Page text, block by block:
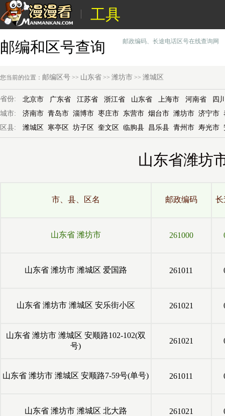
工具
邮编和区号查询
邮政编码、长途电话区号在线查询网
您当前的位置： 邮编区号 >> 山东省 >> 潍坊市 >> 潍城区
省份: 北京市 广东省 江苏省 浙江省 山东省 上海市 河南省
四
城市:
济南市 青岛市 淄博市 枣庄市 东营市 烟台市 潍坊市 济宁市
区县:
潍城区 寒亭区 坊子区 奎文区 临朐县 昌乐县 青州市 寿光市
山东省潍坊
市、县、区名 邮政编码 长
山东省 潍坊市 261000
山东省 潍坊市 潍城区 爱国路 261011
山东省 潍坊市 潍城区 安乐街小区 261021
山东省 潍坊市 潍城区 安顺路102-102(双
号)
261021
山东省 潍坊市 潍城区 安顺路7-59号(单号) 261011
山东省 潍坊市 潍城区 北大路 261021